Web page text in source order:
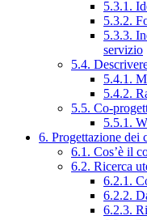
5.3.1.
5.3.2.
5.3.3.
servizio
5.4.
5.4.1.
5.4.2.
5.5. Co-
5.5.1.
6. Progettazione dei
6.1. Cos’è il
6.2. Ricerca
6.2.1.
6.2.2.
6.2.3.